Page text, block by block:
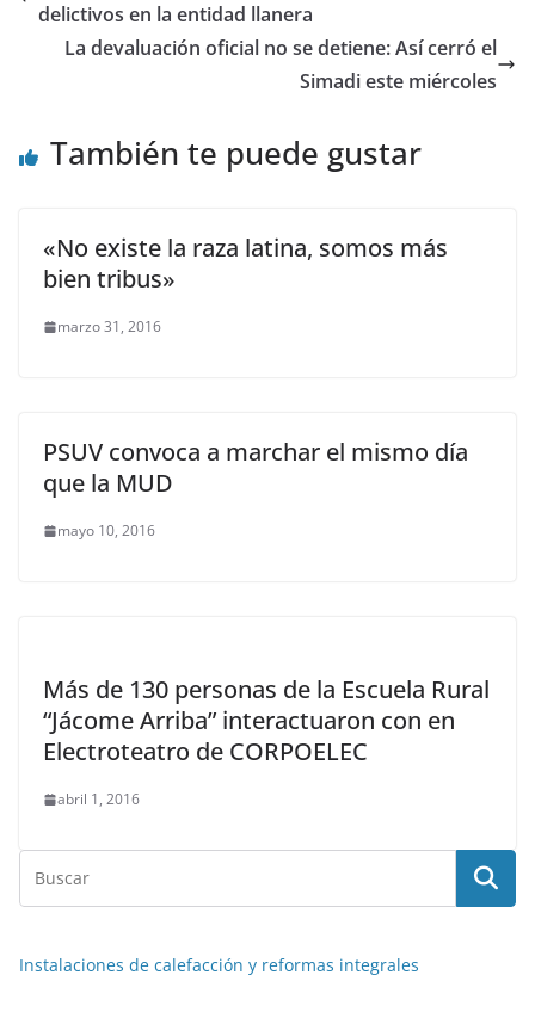
delictivos en la entidad llanera
La devaluación oficial no se detiene: Así cerró el
Simadi este miércoles
También te puede gustar
«No existe la raza latina, somos más
bien tribus»
marzo 31, 2016
PSUV convoca a marchar el mismo día
que la MUD
mayo 10, 2016
Más de 130 personas de la Escuela Rural
“Jácome Arriba” interactuaron con en
Electroteatro de CORPOELEC
abril 1, 2016
Instalaciones de calefacción y reformas integrales